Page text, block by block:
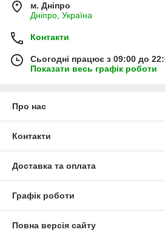
м. Дніпро
Дніпро, Україна
Контакти
Сьогодні працює з 09:00 до
Показати весь графік роботи
Про нас
Контакти
Доставка та оплата
Графік роботи
Повна версія сайту